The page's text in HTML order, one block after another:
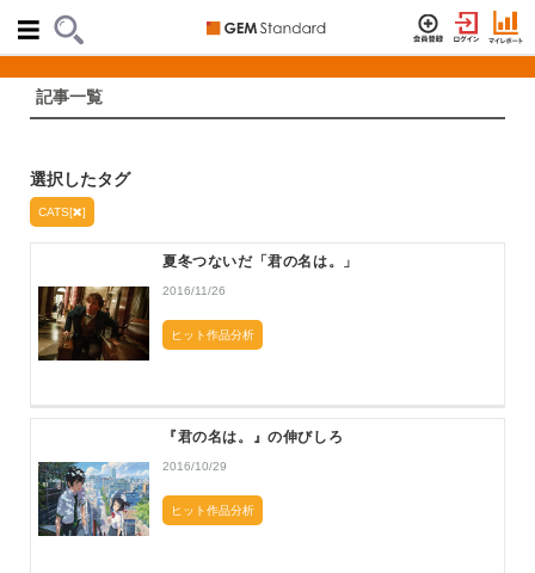
記事一覧
選択したタグ
CATS[ ]
夏冬つないだ「君の名は。」
2016/11/26
ヒット作品分析
『君の名は。』の伸びしろ
2016/10/29
ヒット作品分析